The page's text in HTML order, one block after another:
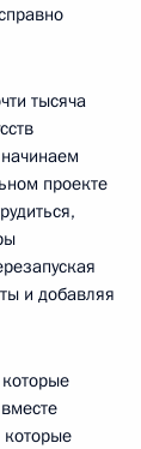
тысяча
проекте
и добавляя